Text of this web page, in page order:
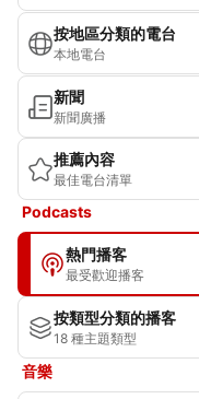
按地區分類的電台
本地電台
新聞
新聞廣播
推薦內容
最佳電台清單
Podcasts
熱門播客
最受歡迎播客
按類型分類的播客
18 種主題類型
音樂